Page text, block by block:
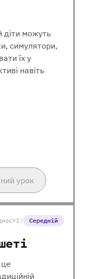
діти можуть
симулятори,
їх у
навіть
урок
Середній